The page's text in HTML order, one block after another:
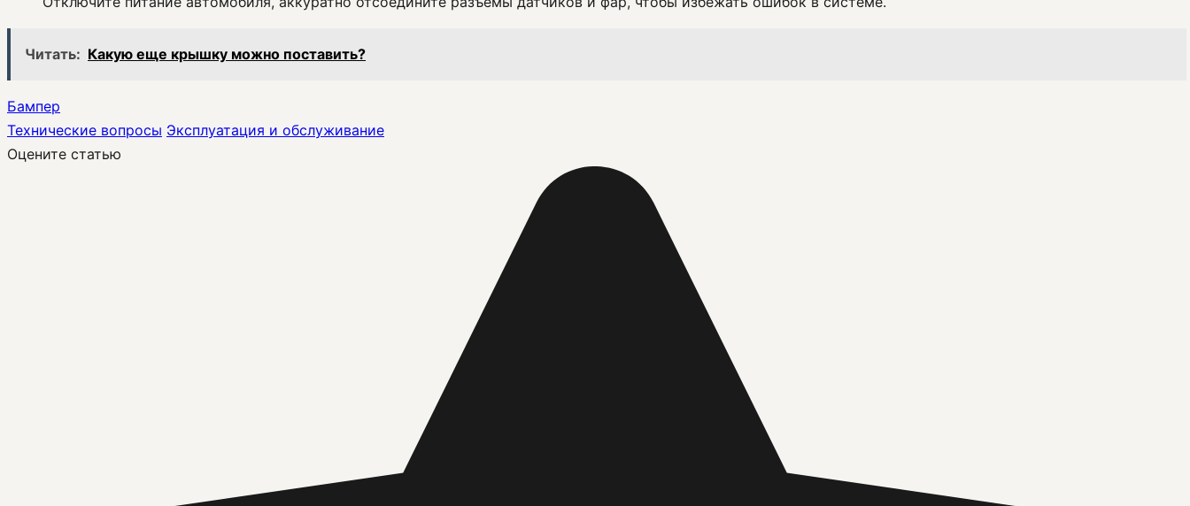
Читать: Какую еще крышку можно поставить?
Бампер
Технические вопросы Эксплуатация и обслуживание
Оцените статью